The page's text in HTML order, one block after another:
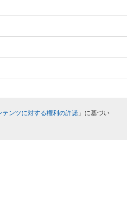
ンツに対する権利の許諾 」に基づい